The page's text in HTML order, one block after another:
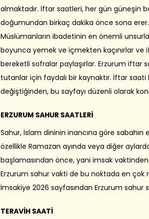
almaktadır. İftar saatleri, her gün güneşin
doğumundan birkaç dakika önce sona
Müslümanların ibadetinin en önemli
boyunca yemek ve içmekten kaçınırlar
bereketli sofralar paylaşırlar. Erzurum
tutanlar için faydalı bir kaynaktır. İftar
değiştiğinden, bu sayfayı düzenli olarak
ERZURUM SAHUR SAATLERİ
Sahur, İslam dininin inancına göre
özellikle Ramazan ayında veya diğer
başlamasından önce, yani imsak
Erzurum sahur vakti de bu noktada en çok
İmsakiye 2026 sayfasından Erzurum sahur
TERAVİH SAATİ